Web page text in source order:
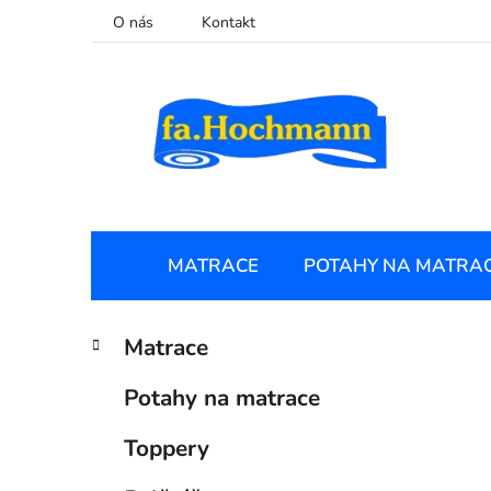
O nás Kontakt
MATRACE POTAHY NA
PPřeskočit
kategorie
K
a
Matrace
Potahy na matrace
Toppery